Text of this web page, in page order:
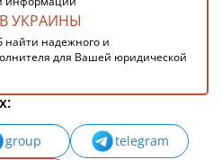
УКРАИНЫ
найти надежного и
для Вашей юридической
group
telegram